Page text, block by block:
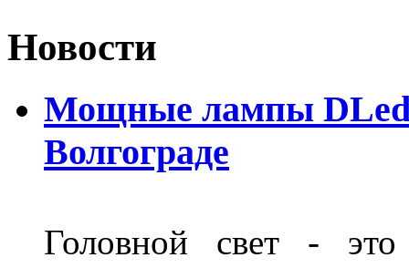
Новости
Мощные лампы DLed
Волгограде
Головной свет -